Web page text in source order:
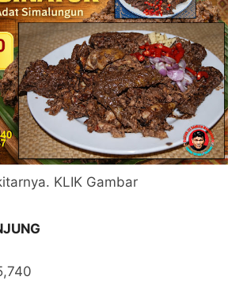
KLIK Gambar